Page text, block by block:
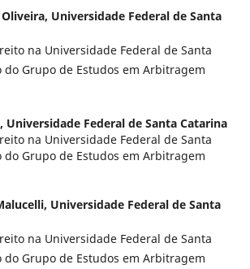
Universidade Federal de Santa
na Universidade Federal de Santa
Grupo de Estudos em Arbitragem
Universidade Federal de Santa Catarina
na Universidade Federal de Santa
Grupo de Estudos em Arbitragem
Universidade Federal de Santa
na Universidade Federal de Santa
Grupo de Estudos em Arbitragem